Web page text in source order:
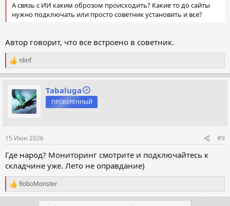
А связь с ИИ каким оброзом происходить? Какие то до сайты
нужно подключать или просто советник установить и все?
Автор говорит, что все встроено в советник.
Р
е
а
ц
и
и
nlinf
Tabaluga
ПРОВЕРЕННЫЙ
15 Июн 2026 #9
Где народ? Мониторинг смотрите и подключайтесь к
складчине уже. Лето не оправдание)
Р
е
RoboMonster